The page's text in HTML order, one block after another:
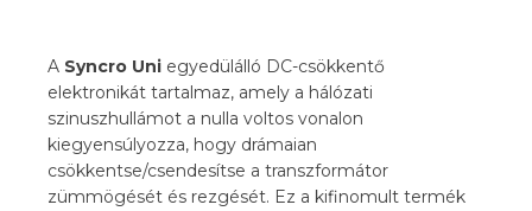
A Syncro Uni egyedülálló DC-csökkentő
elektronikát tartalmaz, amely a hálózati
szinuszhullámot a nulla voltos vonalon
kiegyensúlyozza, hogy drámaian
csökkentse/csendesítse a transzformátor
zümmögését és rezgését. Ez a kifinomult termék